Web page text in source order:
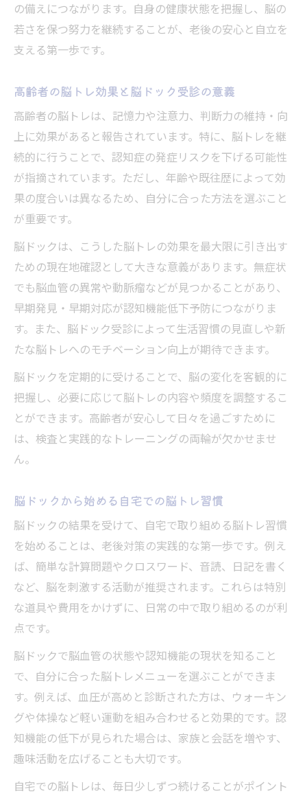
の備えにつながります。自身の健康状態を把握し、脳の
若さを保つ努力を継続することが、老後の安心と自立を
支える第一歩です。
高齢者の脳トレ効果と脳ドック受診の意義
高齢者の脳トレは、記憶力や注意力、判断力の維持・向
上に効果があると報告されています。特に、脳トレを継
続的に行うことで、認知症の発症リスクを下げる可能性
が指摘されています。ただし、年齢や既往歴によって効
果の度合いは異なるため、自分に合った方法を選ぶこと
が重要です。
脳ドックは、こうした脳トレの効果を最大限に引き出す
ための現在地確認として大きな意義があります。無症状
でも脳血管の異常や動脈瘤などが見つかることがあり、
早期発見・早期対応が認知機能低下予防につながりま
す。また、脳ドック受診によって生活習慣の見直しや新
たな脳トレへのモチベーション向上が期待できます。
脳ドックを定期的に受けることで、脳の変化を客観的に
把握し、必要に応じて脳トレの内容や頻度を調整するこ
とができます。高齢者が安心して日々を過ごすために
は、検査と実践的なトレーニングの両輪が欠かせませ
ん。
脳ドックから始める自宅での脳トレ習慣
脳ドックの結果を受けて、自宅で取り組める脳トレ習慣
を始めることは、老後対策の実践的な第一歩です。例え
ば、簡単な計算問題やクロスワード、音読、日記を書く
など、脳を刺激する活動が推奨されます。これらは特別
な道具や費用をかけずに、日常の中で取り組めるのが利
点です。
脳ドックで脳血管の状態や認知機能の現状を知ること
で、自分に合った脳トレメニューを選ぶことができま
す。例えば、血圧が高めと診断された方は、ウォーキン
グや体操など軽い運動を組み合わせると効果的です。認
知機能の低下が見られた場合は、家族と会話を増やす、
趣味活動を広げることも大切です。
自宅での脳トレは、毎日少しずつ続けることがポイント